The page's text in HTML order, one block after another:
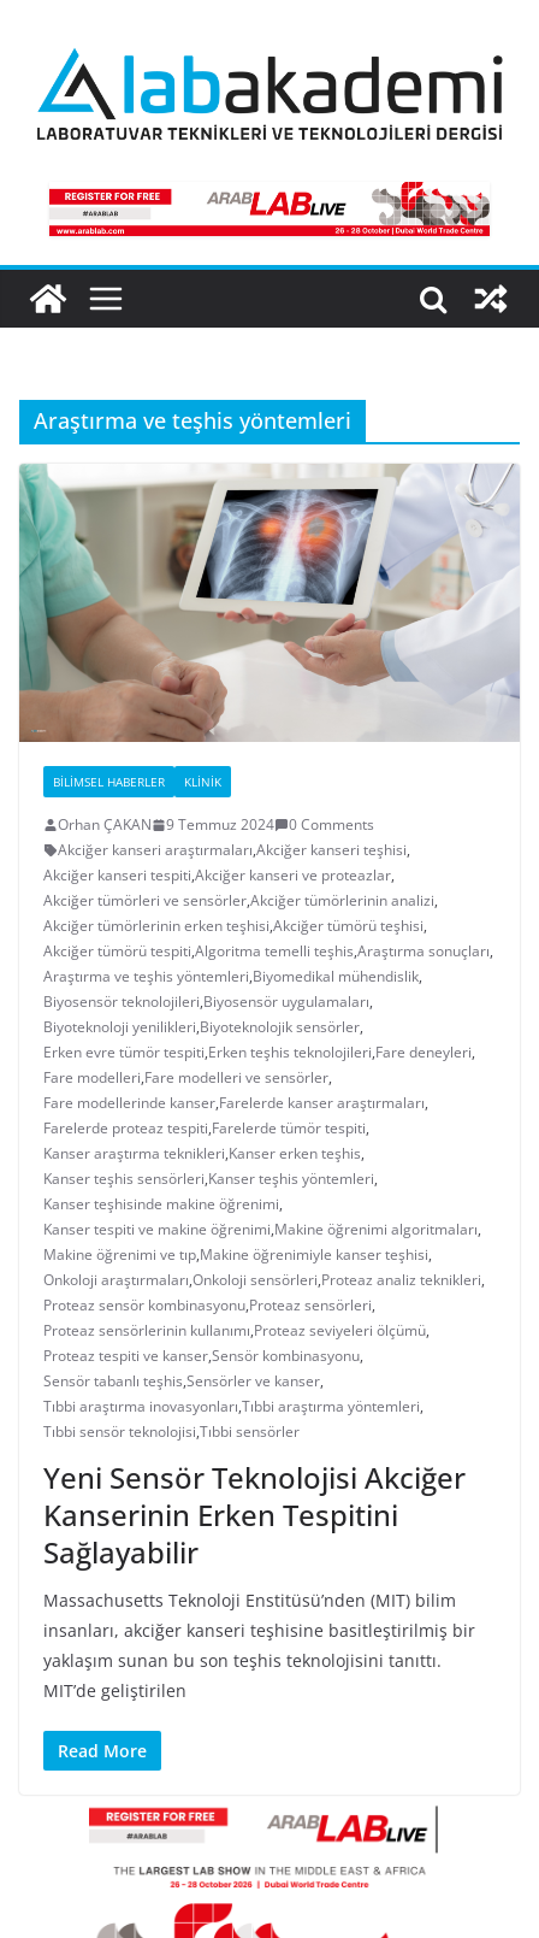
content
Araştırma ve teşhis yöntemleri
BILIMSEL HABERLER KLINIK
Orhan ÇAKAN 9 Temmuz 2024
0 Comments
Akciğer kanseri araştırmaları,Akciğer kanseri teşhisi,
Akciğer kanseri tespiti,Akciğer kanseri ve proteazlar,
Akciğer tümörleri ve sensörler,Akciğer tümörlerinin analizi,
Akciğer tümörlerinin erken teşhisi,Akciğer tümörü teşhisi,
Akciğer tümörü tespiti,Algoritma temelli teşhis,Araştırma sonuçları,
Araştırma ve teşhis yöntemleri,Biyomedikal mühendislik,
Biyosensör teknolojileri,Biyosensör uygulamaları,
Biyoteknoloji yenilikleri,Biyoteknolojik sensörler,
Erken evre tümör tespiti,Erken teşhis teknolojileri,Fare deneyleri,
Fare modelleri,Fare modelleri ve sensörler,
Fare modellerinde kanser,Farelerde kanser araştırmaları,
Farelerde proteaz tespiti,Farelerde tümör tespiti,
Kanser araştırma teknikleri,Kanser erken teşhis,
Kanser teşhis sensörleri,Kanser teşhis yöntemleri,
Kanser teşhisinde makine öğrenimi,
Kanser tespiti ve makine öğrenimi,Makine öğrenimi algoritmaları,
Makine öğrenimi ve tıp,Makine öğrenimiyle kanser teşhisi,
Onkoloji araştırmaları,Onkoloji sensörleri,Proteaz analiz teknikleri,
Proteaz sensör kombinasyonu,Proteaz sensörleri,
Proteaz sensörlerinin kullanımı,Proteaz seviyeleri ölçümü,
Proteaz tespiti ve kanser,Sensör kombinasyonu,
Sensör tabanlı teşhis,Sensörler ve kanser,
Tıbbi araştırma inovasyonları,Tıbbi araştırma yöntemleri,
Tıbbi sensör teknolojisi,Tıbbi sensörler
Yeni Sensör Teknolojisi Akciğer
Kanserinin Erken Tespitini
Sağlayabilir
Massachusetts Teknoloji Enstitüsü’nden (MIT) bilim
insanları, akciğer kanseri teşhisine basitleştirilmiş bir
yaklaşım sunan bu son teşhis teknolojisini tanıttı.
MIT’de geliştirilen
Read More